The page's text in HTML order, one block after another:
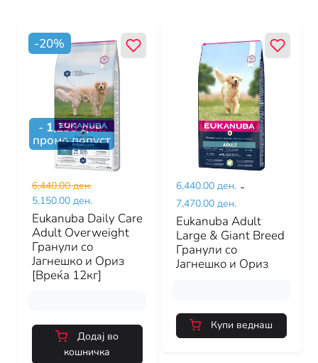
-20%
- 1,290ден.
промо попуст
6,440.00 ден.
5,150.00 ден.
Eukanuba Daily Care
Adult Overweight
Гранули со
Јагнешко и Ориз
[Вреќа 12кг]
Додај во
кошничка
6,440.00 ден. -
7,470.00 ден.
Eukanuba Adult
Large & Giant Breed
Гранули со
Јагнешко и Ориз
Купи веднаш